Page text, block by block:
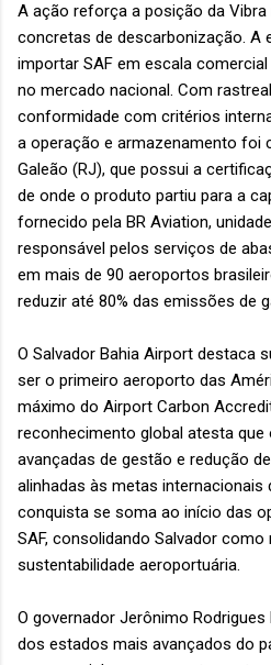
A ação reforça a posição da
concretas de descarbonização. A
importar SAF em escala
no mercado nacional. Com
conformidade com critérios
a operação e armazenamento foi
Galeão (RJ), que possui a
de onde o produto partiu para a
fornecido pela BR Aviation,
responsável pelos serviços de
em mais de 90 aeroportos
reduzir até 80% das emissões de
O Salvador Bahia Airport destaca
ser o primeiro aeroporto das
máximo do Airport Carbon
reconhecimento global atesta
avançadas de gestão e redução
alinhadas às metas internacionais
conquista se soma ao início das
SAF, consolidando Salvador
sustentabilidade aeroportuária.
O governador Jerônimo Rodrigues
dos estados mais avançados do